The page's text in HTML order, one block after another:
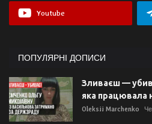
Youtube
ПОПУЛЯРНІ ДОПИСИ
Зливаєш —
яка працювала
Oleksii Marchenko